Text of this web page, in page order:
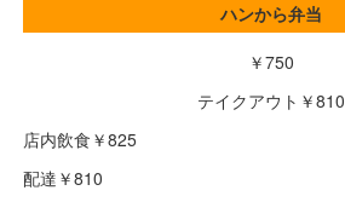
ハンから弁当
￥750
テイクアウト￥810
店内飲食￥825
配達￥810